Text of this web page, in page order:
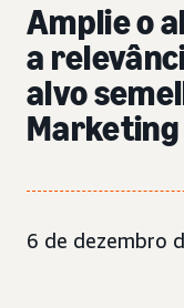
Amplie o
a
alvo
Marketing
6 de dezembro